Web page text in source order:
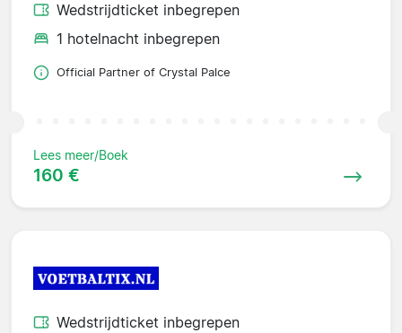
Wedstrijdticket inbegrepen
1 hotelnacht inbegrepen
Official Partner of Crystal Palce
Lees meer/Boek
160 €
Wedstrijdticket inbegrepen